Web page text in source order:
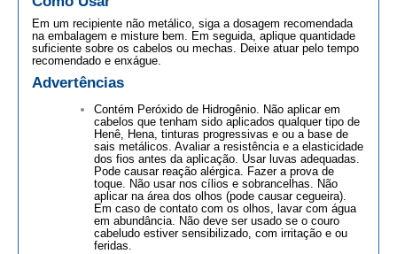
Em um recipiente não metálico, siga a dosagem recomendada
na embalagem e misture bem. Em seguida, aplique quantidade
suficiente sobre os cabelos ou mechas. Deixe atuar pelo tempo
recomendado e enxágue.
Advertências
Contém Peróxido de Hidrogênio. Não aplicar em
cabelos que tenham sido aplicados qualquer tipo de
Henê, Hena, tinturas progressivas e ou a base de
sais metálicos. Avaliar a resistência e a elasticidade
dos fios antes da aplicação. Usar luvas adequadas.
Pode causar reação alérgica. Fazer a prova de
toque. Não usar nos cílios e sobrancelhas. Não
aplicar na área dos olhos (pode causar cegueira).
Em caso de contato com os olhos, lavar com água
em abundância. Não deve ser usado se o couro
cabeludo estiver sensibilizado, com irritação e ou
feridas.